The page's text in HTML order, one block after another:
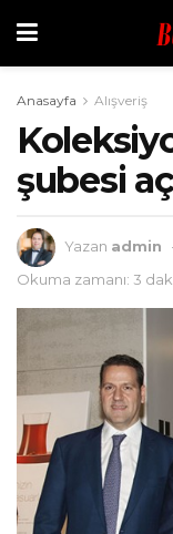
Anasayfa Alışveriş
şubesi
Yazan admin
Okuma zamanı: 3